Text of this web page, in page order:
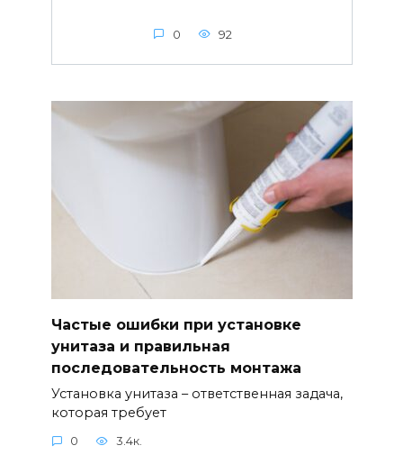
0 92
Частые ошибки при установке
унитаза и правильная
последовательность монтажа
Установка унитаза – ответственная задача,
которая требует
0 3.4к.